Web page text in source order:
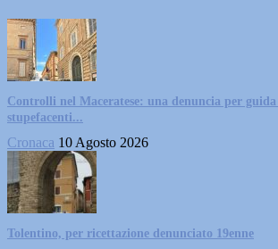
Controlli nel Maceratese: una denuncia per
stupefacenti...
Cronaca 10 Agosto 2026
Tolentino, per ricettazione denunciato 19enne